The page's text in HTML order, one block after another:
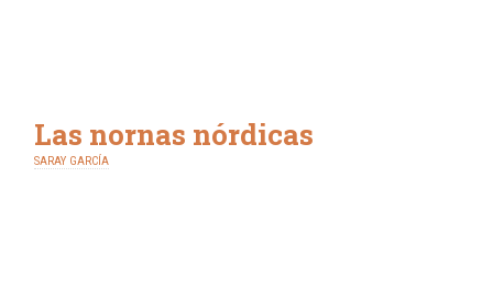
Las nornas nórdicas
SARAY GARCÍA